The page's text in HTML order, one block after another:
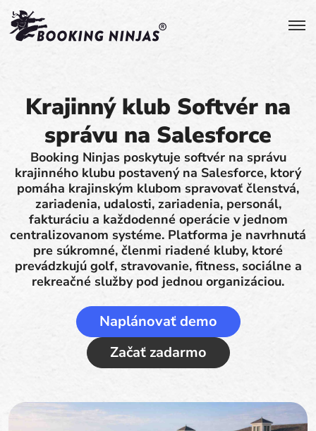
Krajinný klub Softvér na
správu na Salesforce
Booking Ninjas poskytuje softvér na správu
krajinného klubu postavený na Salesforce, ktorý
pomáha krajinským klubom spravovať členstvá,
zariadenia, udalosti, zariadenia, personál,
fakturáciu a každodenné operácie v jednom
centralizovanom systéme. Platforma je navrhnutá
pre súkromné, členmi riadené kluby, ktoré
prevádzkujú golf, stravovanie, fitness, sociálne a
rekreačné služby pod jednou organizáciou.
Naplánovať demo
Začať zadarmo